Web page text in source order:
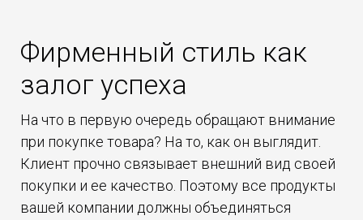
Фирменный стиль как
залог успеха
На что в первую очередь обращают внимание
при покупке товара? На то, как он выглядит.
Клиент прочно связывает внешний вид своей
покупки и ее качество. Поэтому все продукты
вашей компании должны объединяться